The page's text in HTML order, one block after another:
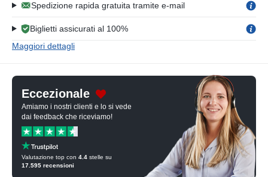
Spedizione rapida gratuita tramite e-mail
Biglietti assicurati al 100%
Maggiori dettagli
Eccezionale
Amiamo i nostri clienti e lo si vede
dai feedback che riceviamo!
Valutazione top con 4.4 stelle su
17.595 recensioni